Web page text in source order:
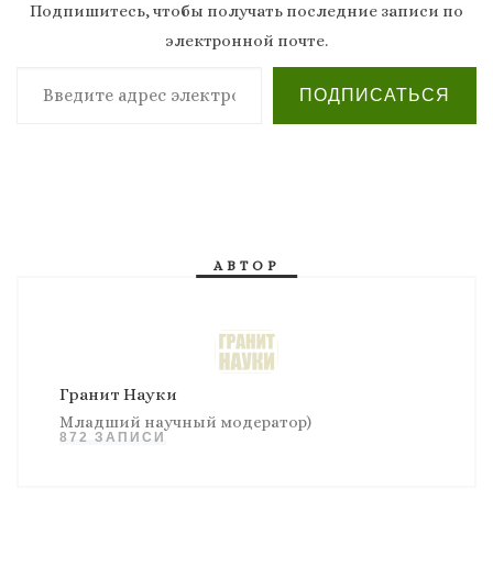
Подпишитесь, чтобы получать последние записи по
электронной почте.
Введите адрес электронной почты…
ПОДПИСАТЬСЯ
АВТОР
Гранит Науки
Младший научный модератор)
872 ЗАПИСИ